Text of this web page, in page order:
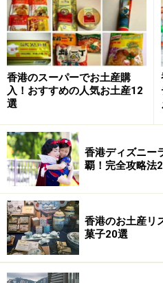
香港のスーパーでお土産購
入！おすすめの人気お土産12
選
香港ディズニー
覇！完全攻略法
香港のお土産リ
菓子20選